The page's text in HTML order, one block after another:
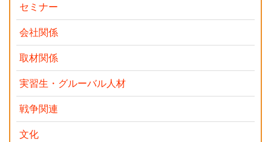
セミナー
会社関係
取材関係
実習生・グルーバル人材
戦争関連
文化